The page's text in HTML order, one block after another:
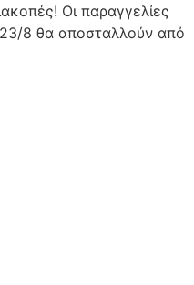
Οι παραγγελίες
8 θα αποσταλλούν από